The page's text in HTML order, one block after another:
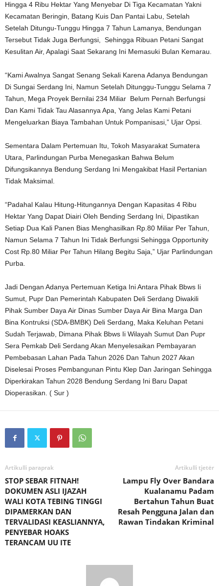
Hingga 4 Ribu Hektar Yang Menyebar Di Tiga Kecamatan Yakni
Kecamatan Beringin, Batang Kuis Dan Pantai Labu, Setelah
Setelah Ditungu-Tunggu Hingga 7 Tahun Lamanya, Bendungan
Tersebut Tidak Juga Berfungsi, Sehingga Ribuan Petani Sangat
Kesulitan Air, Apalagi Saat Sekarang Ini Memasuki Bulan Kemarau.
“Kami Awalnya Sangat Senang Sekali Karena Adanya Bendungan
Di Sungai Serdang Ini, Namun Setelah Ditunggu-Tunggu Selama 7
Tahun, Mega Proyek Bernilai 234 Miliar Belum Pernah Berfungsi
Dan Kami Tidak Tau Alasannya Apa, Yang Jelas Kami Petani
Mengeluarkan Biaya Tambahan Untuk Pompanisasi,” Ujar Opsi.
Sementara Dalam Pertemuan Itu, Tokoh Masyarakat Sumatera
Utara, Parlindungan Purba Menegaskan Bahwa Belum
Difungsikannya Bendung Serdang Ini Mengakibat Hasil Pertanian
Tidak Maksimal.
“Padahal Kalau Hitung-Hitungannya Dengan Kapasitas 4 Ribu
Hektar Yang Dapat Diairi Oleh Bending Serdang Ini, Dipastikan
Setiap Dua Kali Panen Bias Menghasilkan Rp.80 Miliar Per Tahun,
Namun Selama 7 Tahun Ini Tidak Berfungsi Sehingga Opportunity
Cost Rp.80 Miliar Per Tahun Hilang Begitu Saja,” Ujar Parlindungan
Purba.
Jadi Dengan Adanya Pertemuan Ketiga Ini Antara Pihak Bbws Ii
Sumut, Pupr Dan Pemerintah Kabupaten Deli Serdang Diwakili
Pihak Sumber Daya Air Dinas Sumber Daya Air Bina Marga Dan
Bina Kontruksi (SDA-BMBK) Deli Serdang, Maka Keluhan Petani
Sudah Terjawab, Dimana Pihak Bbws Ii Wilayah Sumut Dan Pupr
Sera Pemkab Deli Serdang Akan Menyelesaikan Pembayaran
Pembebasan Lahan Pada Tahun 2026 Dan Tahun 2027 Akan
Diselesai Proses Pembangunan Pintu Klep Dan Jaringan Sehingga
Diperkirakan Tahun 2028 Bendung Serdang Ini Baru Dapat
Dioperasikan. ( Sur )
Artikulli paraprak
STOP SEBAR FITNAH!
DOKUMEN ASLI IJAZAH
WALI KOTA TEBING TINGGI
DIPAMERKAN DAN
TERVALIDASI KEASLIANNYA,
PENYEBAR HOAKS
TERANCAM UU ITE
Artikulli tjetër
Lampu Fly Over Bandara
Kualanamu Padam
Bertahun Tahun Buat
Resah Pengguna Jalan dan
Rawan Tindakan Kriminal